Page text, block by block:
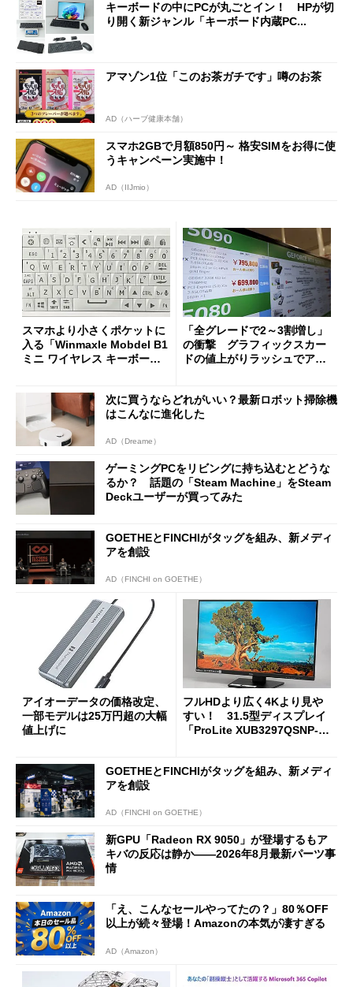
キーボードの中にPCが丸ごとイン！ HPが切
り開く新ジャンル「キーボード内蔵PC...
アマゾン1位「このお茶ガチです」噂のお茶
AD（ハーブ健康本舗）
スマホ2GBで月額850円～ 格安SIMをお得に使
うキャンペーン実施中！
AD（IIJmio）
スマホより小さくポケットに
入る「Winmaxle Mobdel B1
ミニ ワイヤレス キーボー
「全グレードで2～3割増し」
の衝撃 グラフィックスカー
ドの値上がりラッシュでアキ
次に買うならどれがいい？最新ロボット掃除機
はこんなに進化した
AD（Dreame）
ゲーミングPCをリビングに持ち込むとどうな
るか？ 話題の「Steam Machine」をSteam
Deckユーザーが買ってみた
GOETHEとFINCHIがタッグを組み、新メディ
アを創設
AD（FINCHI on GOETHE）
アイオーデータの価格改定、
一部モデルは25万円超の大幅
値上げに
フルHDより広く4Kより見や
すい！ 31.5型ディスプレイ
「ProLite XUB3297QSNP-B
GOETHEとFINCHIがタッグを組み、新メディ
アを創設
AD（FINCHI on GOETHE）
新GPU「Radeon RX 9050」が登場するもア
キバの反応は静か――2026年8月最新パーツ事
情
「え、こんなセールやってたの？」80％OFF
以上が続々登場！Amazonの本気が凄すぎる
AD（Amazon）